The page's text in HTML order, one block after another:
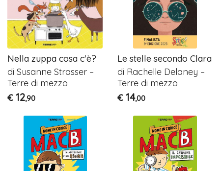
Nella zuppa cosa c'è?
di Susanne Strasser –
Terre di mezzo
€ 12,90
Le stelle secondo Clara
di Rachelle Delaney –
Terre di mezzo
€ 14,00